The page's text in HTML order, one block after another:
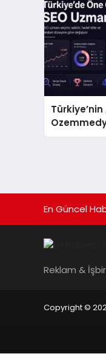
Dijital
En Güncel
Reklam &
Copyright ©